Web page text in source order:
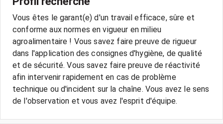
Vous êtes le garant(e) d'un travail efficace, sûre et
conforme aux normes en vigueur en milieu
agroalimentaire ! Vous savez faire preuve de rigueur
dans l'application des consignes d'hygiène, de qualité
et de sécurité. Vous savez faire preuve de réactivité
afin intervenir rapidement en cas de problème
technique ou d'incident sur la chaîne. Vous avez le sens
de l'observation et vous avez l'esprit d'équipe.